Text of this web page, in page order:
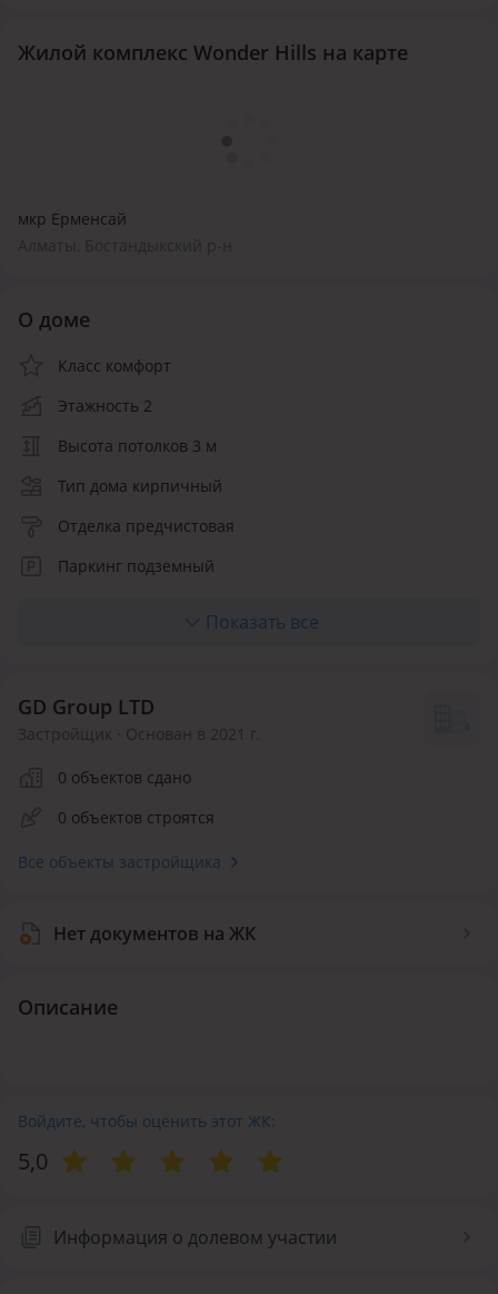
Жилой комплекс Wonder Hills на карте
мкр Ерменсай
О доме
Класс комфорт
Этажность 2
Высота потолков 3 м
Тип дома кирпичный
Отделка предчистовая
Паркинг подземный
Показать все
GD Group LTD
Застройщик · Основан в 2021 г.
0 объектов сдано
0 объектов строятся
Все объекты застройщика
Нет документов на ЖК
Описание
Войдите, чтобы оценить этот ЖК:
5,0
Информация о долевом участии